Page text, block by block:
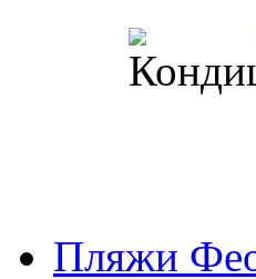
Пляжи